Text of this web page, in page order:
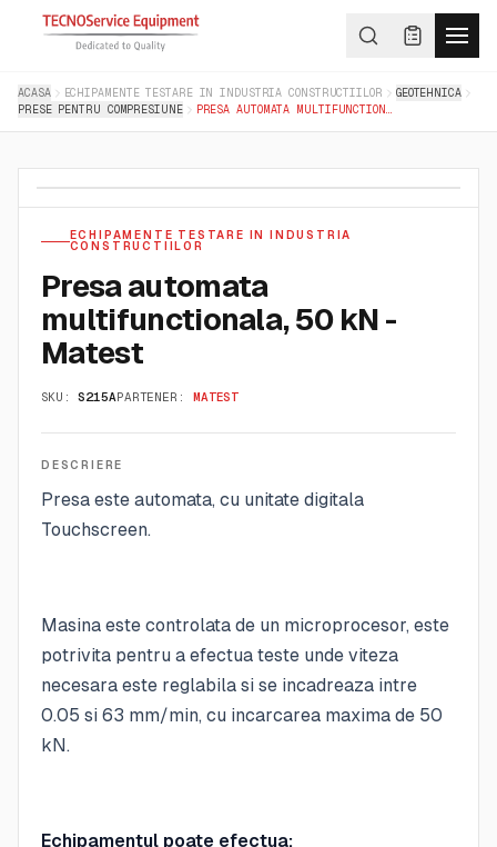
ACASA ECHIPAMENTE TESTARE IN INDUSTRIA CONSTRUCTIILOR
GEOTEHNICA
PRESE PENTRU COMPRESIUNE
ECHIPAMENTE TESTARE IN INDUSTRIA
CONSTRUCTIILOR
Presa automata
multifunctionala, 50 kN -
Matest
SKU: S215APARTENER: MATEST
DESCRIERE
Presa este automata, cu unitate digitala
Touchscreen.
Masina este controlata de un microprocesor, este
potrivita pentru a efectua teste unde viteza
necesara este reglabila si se incadreaza intre
0.05 si 63 mm/min, cu incarcarea maxima de 50
kN.
Echipamentul poate efectua: